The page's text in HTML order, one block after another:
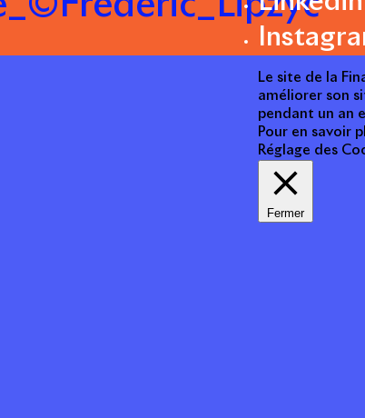
Le site de la
améliorer son
pendant un an
Pour en savoir
Réglage des
Fermer